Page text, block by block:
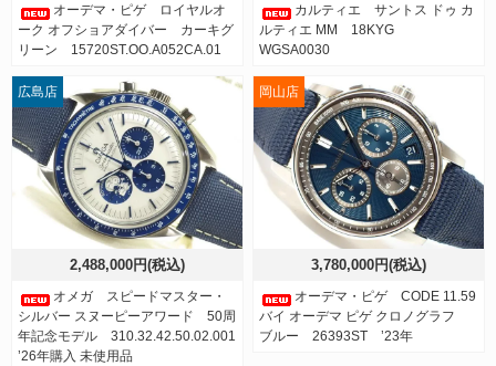
オーデマ・ピゲ ロイヤルオ
ーク オフショアダイバー カーキグ
リーン 15720ST.OO.A052CA.01
カルティエ サントス ドゥ カ
ルティエ MM 18KYG
WGSA0030
2,488,000円(税込)
オメガ スピードマスター・
シルバー スヌーピーアワード 50周
年記念モデル 310.32.42.50.02.001
’26年購入 未使用品
広島店
3,780,000円(税込)
オーデマ・ピゲ CODE 11.59
バイ オーデマ ピゲ クロノグラフ
ブルー 26393ST ’23年
岡山店